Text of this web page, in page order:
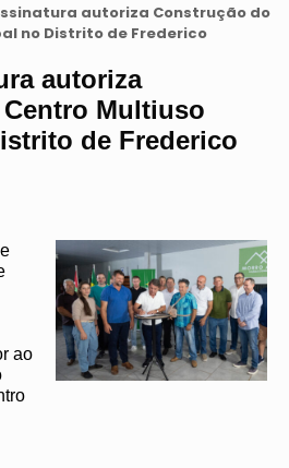
autoriza Construção do
no Distrito de Frederico
autoriza
Multiuso
de Frederico
ao